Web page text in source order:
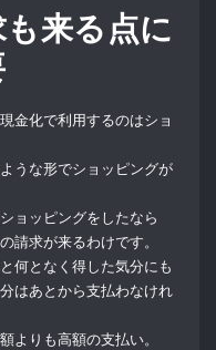
来る点に
金化で利用するのはショ
うな形でショッピングが
ョッピングをしたなら
請求が来るわけです。
何となく得した気分にも
はあとから支払わなけれ
よりも高額の支払い。